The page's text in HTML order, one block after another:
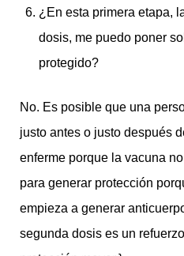
¿En esta primera etapa,
dosis, me puedo poner
protegido?
No. Es posible que una
justo antes o justo después
enferme porque la vacuna
para generar protección
empieza a generar
segunda dosis es un